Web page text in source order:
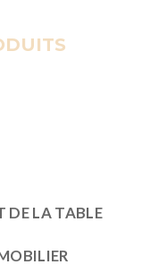
DE LA TABLE